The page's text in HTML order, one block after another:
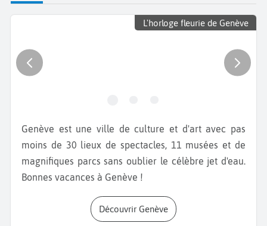
L'horloge fleurie de Genève
Genève est une ville de culture et d'art avec pas
moins de 30 lieux de spectacles, 11 musées et de
magnifiques parcs sans oublier le célèbre jet d'eau.
Bonnes vacances à Genève !
Découvrir Genève